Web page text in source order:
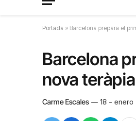
Portada » Barcelona prepara el
Barcelona
nova
Carme Escales 18 - enero